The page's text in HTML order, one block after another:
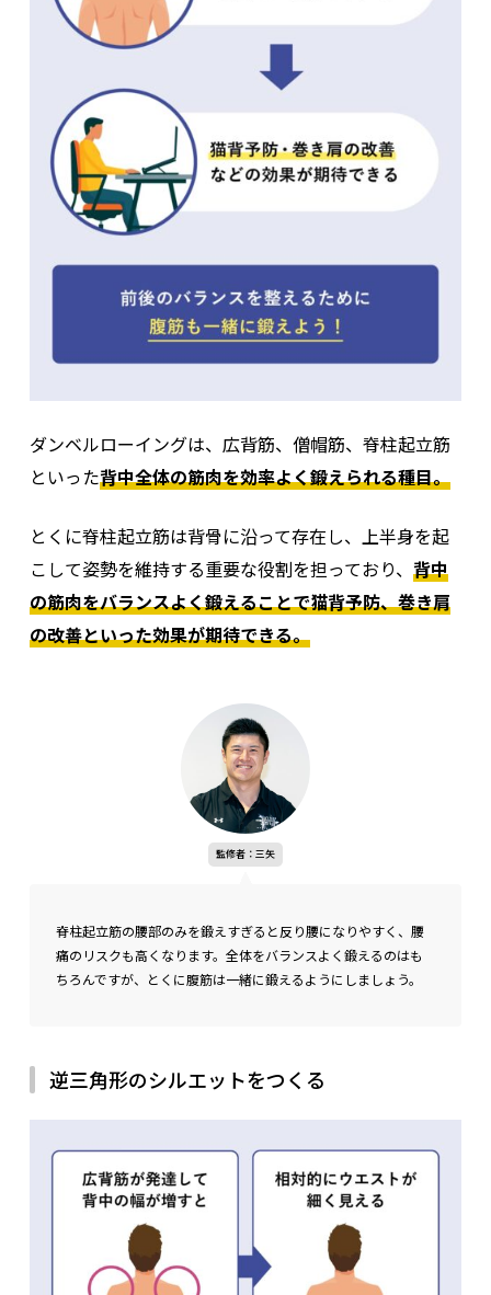
監修者：三矢
とが重要です。
位置 肩甲骨の内側に位置する筋肉
ダンベルローイングは、広背筋、僧帽筋、脊柱起立筋
といった背中全体の筋肉を効率よく鍛えられる種目。
とくに脊柱起立筋は背骨に沿って存在し、上半身を起
こして姿勢を維持する重要な役割を担っており、 背中
の筋肉をバランスよく鍛えることで猫背予防、巻き肩
の改善といった効果が期待できる。
監修者：三矢
脊柱起立筋の腰部のみを鍛えすぎると反り腰になりやすく、腰
痛のリスクも高くなります。全体をバランスよく鍛えるのはも
ちろんですが、とくに腹筋は一緒に鍛えるようにしましょう。
逆三角形のシルエットをつくる